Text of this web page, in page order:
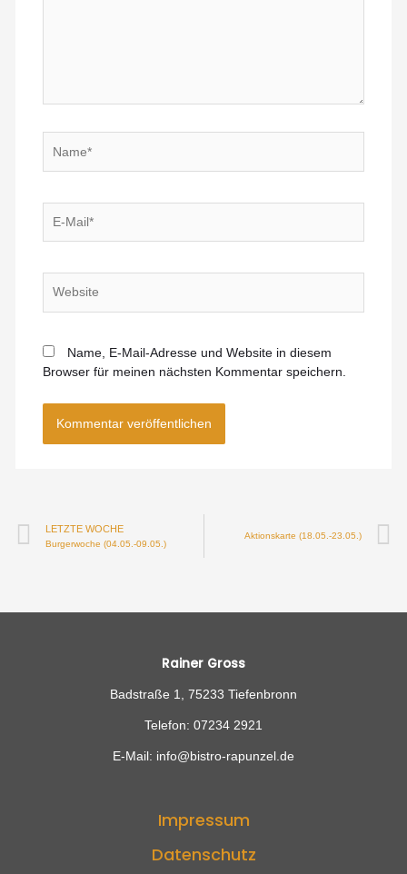
Name, E-Mail-Adresse und Website in diesem
Browser für meinen nächsten Kommentar speichern.
LETZTE WOCHE
Burgerwoche (04.05.-09.05.)
Aktionskarte (18.05.-23.05.)
Rainer Gross
Badstraße 1, 75233 Tiefenbronn
Telefon: 07234 2921
E-Mail: info@bistro-rapunzel.de
Impressum
Datenschutz